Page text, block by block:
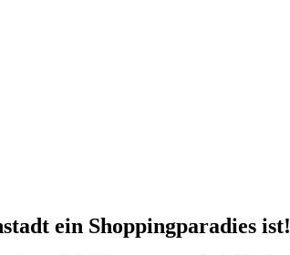
ein Shoppingparadies ist!